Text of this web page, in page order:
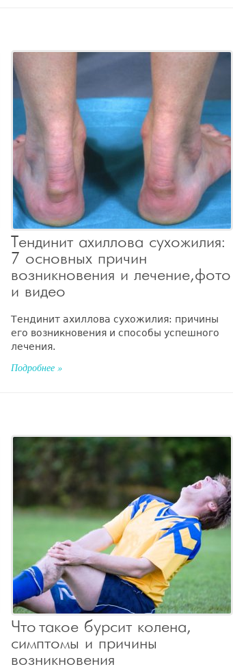
Тендинит ахиллова сухожилия:
7 основных причин
возникновения и лечение, фото
и видео
Тендинит ахиллова сухожилия: причины
его возникновения и способы успешного
лечения.
Подробнее »
Что такое бурсит колена,
симптомы и причины
возникновения